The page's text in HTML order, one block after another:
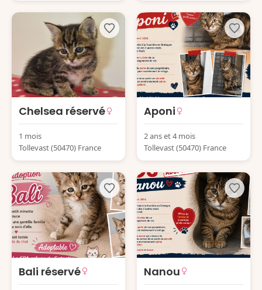
Chelsea réservé
1 mois
Tollevast (50470) France
Aponi
2 ans et 4 mois
Tollevast (50470) France
Bali réservé Nanou